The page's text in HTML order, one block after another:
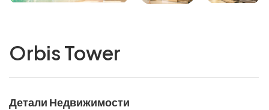
Orbis Tower
Детали Недвижимости